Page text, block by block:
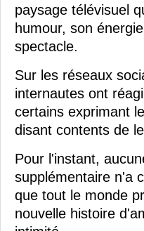
paysage télévisuel
humour, son
spectacle.
Sur les réseaux
internautes ont
certains exprimant
disant contents de
Pour l'instant,
supplémentaire n'a
que tout le monde
nouvelle histoire